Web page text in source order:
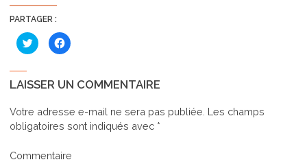
PARTAGER :
Cliquez
pour
partager
dans
une
fenêtre)
Cliquez
pour
dans
une
LAISSER UN COMMENTAIRE
Votre adresse e-mail ne sera pas publiée. Les champs
obligatoires sont indiqués avec *
Commentaire